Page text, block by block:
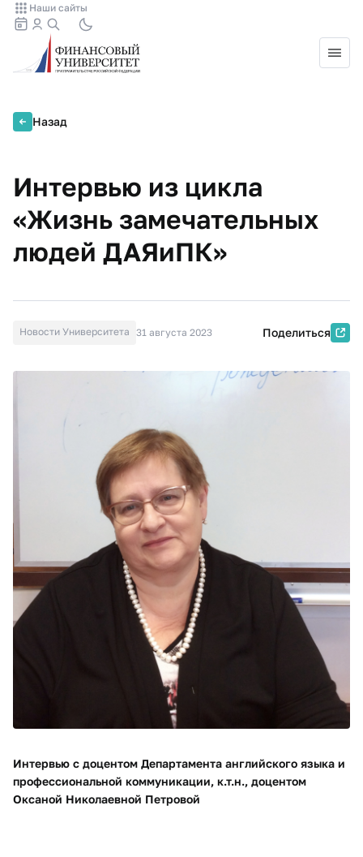
Наши сайты
Назад
Интервью из цикла
«Жизнь замечательных
людей ДАЯиПК»
Новости Университета 31 августа 2023 Поделиться
Интервью с доцентом Департамента английского языка и
профессиональной коммуникации, к.т.н., доцентом
Оксаной Николаевной Петровой